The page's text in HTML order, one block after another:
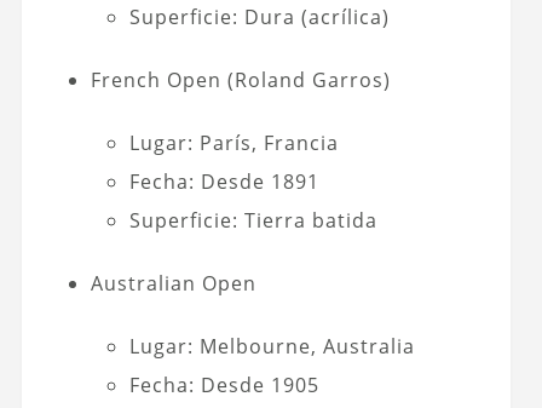
Superficie: Dura (acrílica)
French Open (Roland Garros)
Lugar: París, Francia
Fecha: Desde 1891
Superficie: Tierra batida
Australian Open
Lugar: Melbourne, Australia
Fecha: Desde 1905